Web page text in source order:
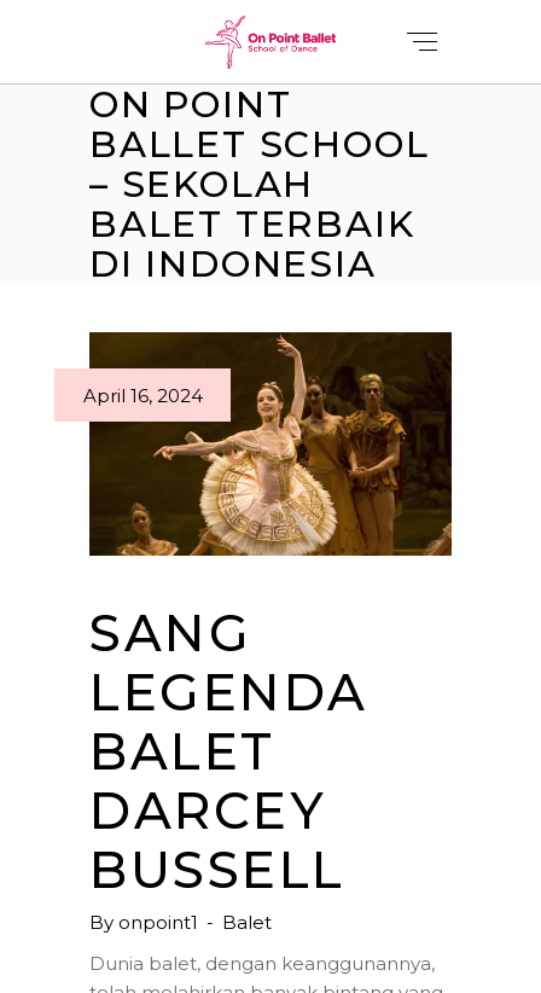
ON POINT
BALLET SCHOOL
– SEKOLAH
BALET TERBAIK
DI INDONESIA
April 16, 2024
SANG
LEGENDA
BALET
DARCEY
BUSSELL
By onpoint1
Balet
Dunia balet, dengan keanggunannya,